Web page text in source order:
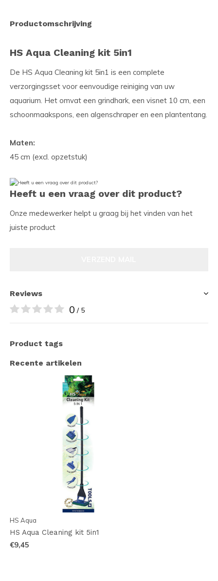
Productomschrijving
HS Aqua Cleaning kit 5in1
De HS Aqua Cleaning kit 5in1 is een complete
verzorgingsset voor eenvoudige reiniging van uw
aquarium. Het omvat een grindhark, een visnet 10 cm, een
schoonmaakspons, een algenschraper en een plantentang.
Maten:
45 cm (excl. opzetstuk)
Heeft u een vraag over dit product?
Onze medewerker helpt u graag bij het vinden van het
juiste product
Reviews
0 / 5
Product tags
Recente artikelen
HS Aqua
HS Aqua Cleaning kit 5in1
€9,45